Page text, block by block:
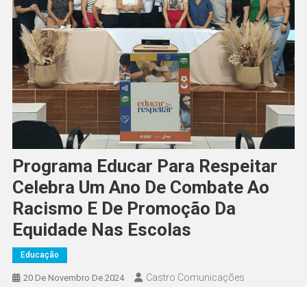
Programa Educar Para Respeitar
Celebra Um Ano De Combate Ao
Racismo E De Promoção Da
Equidade Nas Escolas
Educação
20 De Novembro De 2024 Castro Comunicações